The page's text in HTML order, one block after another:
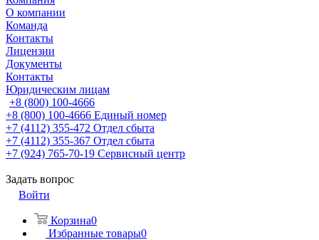
О компании
Команда
Контакты
Лицензии
Документы
Контакты
Юридическим лицам
+8 (800) 100-4666
+8 (800) 100-4666 Единый номер
+7 (4112) 355-472 Отдел сбыта
+7 (4112) 355-367 Отдел сбыта
+7 (924) 765-70-19 Сервисный центр
Задать вопрос
Войти
Корзина0
Избранные товары0